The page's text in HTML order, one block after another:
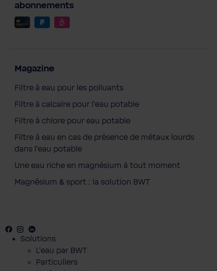
abonnements
Magazine
Filtre à eau pour les polluants
Filtre à calcaire pour l'eau potable
Filtre à chlore pour eau potable
Filtre à eau en cas de présence de métaux lourds
dans l'eau potable
Une eau riche en magnésium à tout moment
Magnésium & sport : la solution BWT
Facebook
YoutubeInstagram
Solutions
L'eau par BWT
Particuliers